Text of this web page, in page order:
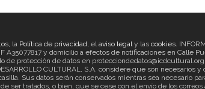
, la Política de privacidad, elaviso legaly las cookies.
A35077817 y domicilio a efectos de notificaciones en
de protección de datos en
CULTURAL, S.A. considere que son
Sus datos serán conservados mientras sea necesario
ser tratados, o bien, que se cese con el envío de los